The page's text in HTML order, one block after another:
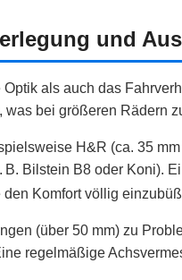
und
als auch das
bei größeren Rädern
H&R (ca. 35
Bilstein B8 oder Koni).
Komfort völlig
(über 50 mm) zu
regelmäßige